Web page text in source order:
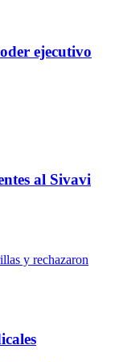
ejecutivo
al Sivavi